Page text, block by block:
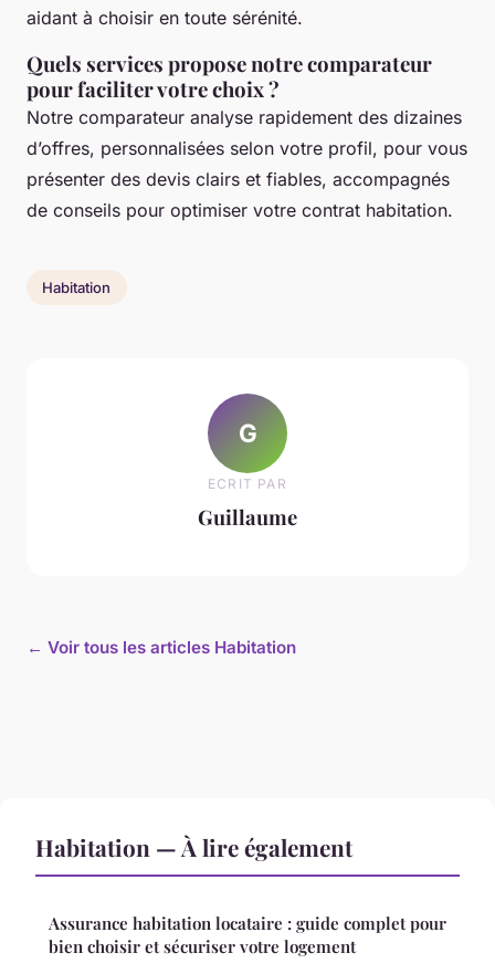
aidant à choisir en toute sérénité.
Quels services propose notre comparateur
pour faciliter votre choix ?
Notre comparateur analyse rapidement des dizaines
d’offres, personnalisées selon votre profil, pour vous
présenter des devis clairs et fiables, accompagnés
de conseils pour optimiser votre contrat habitation.
Habitation
G
ECRIT PAR
Guillaume
← Voir tous les articles Habitation
Habitation — À lire également
Assurance habitation locataire : guide complet pour
bien choisir et sécuriser votre logement